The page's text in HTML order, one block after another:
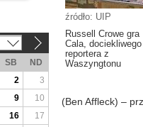
źródło: UIP
Russell Crowe gra
Cala, dociekliwego
reportera z
Waszyngtonu
(Ben Affleck) –
SB
ND
2
3
9
10
16
17